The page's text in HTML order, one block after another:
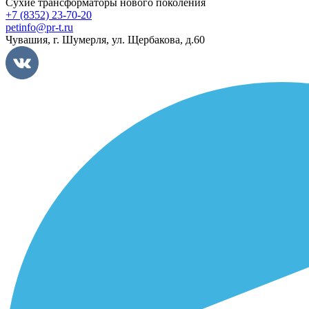
+7 (8352) 23-70-20
petinfo@pr-t.ru
Чувашия, г. Шумерля, ул. Щербакова, д.60